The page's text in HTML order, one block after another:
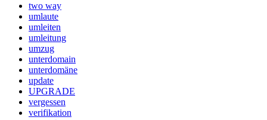
two way
umlaute
umleiten
umleitung
umzug
unterdomain
unterdomäne
update
UPGRADE
vergessen
verifikation